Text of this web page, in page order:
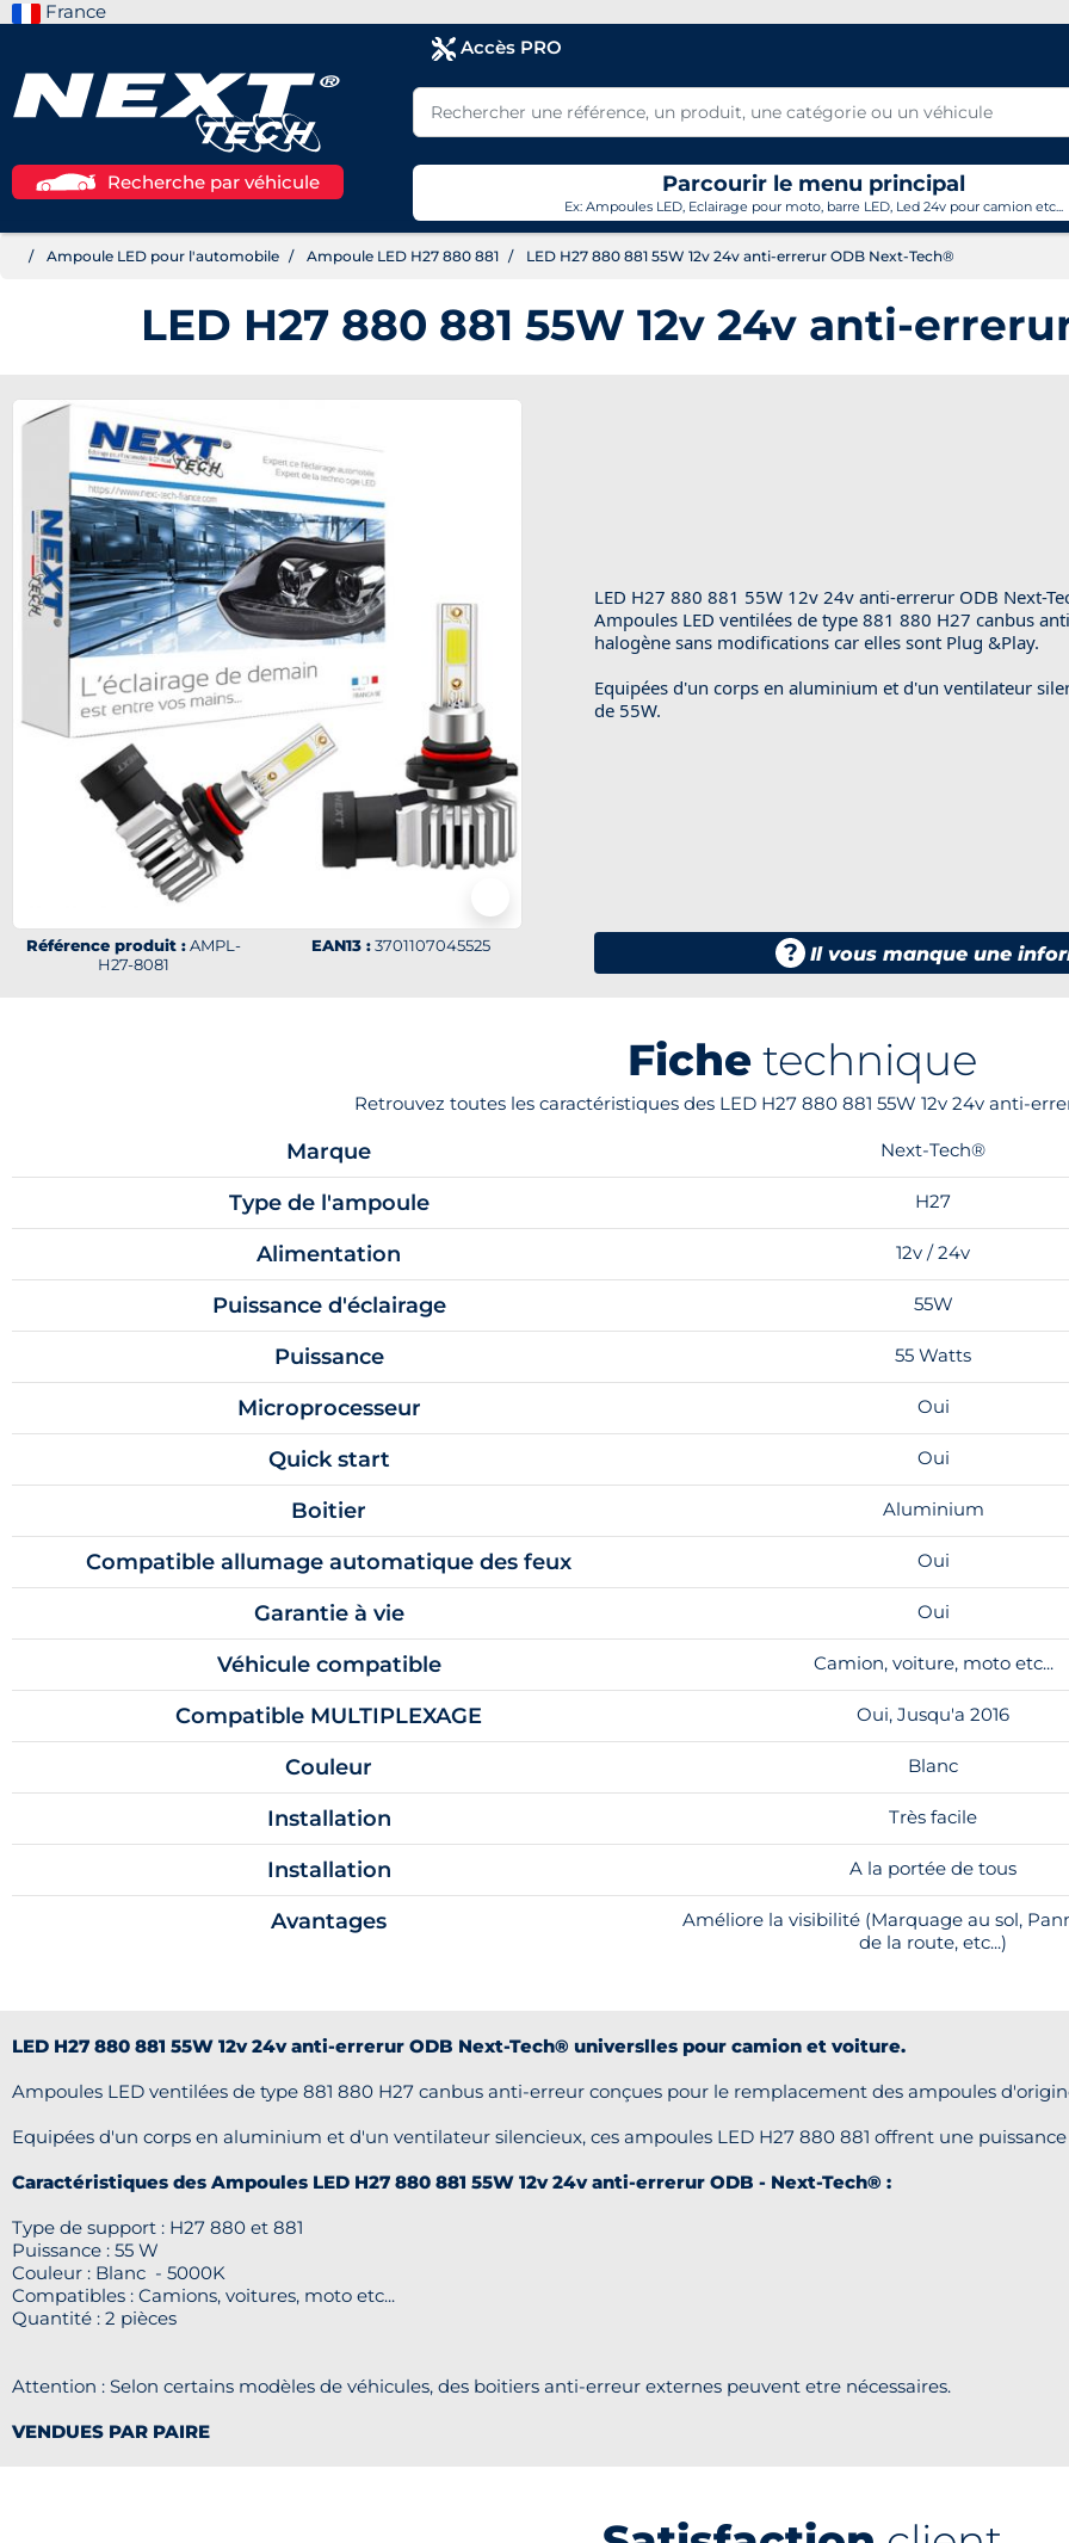
France
Accès PRO
Recherche par véhicule Parcourir le menu principal
Ex: Ampoules LED, Eclairage pour moto, barre LED, Led 24v pour camion etc...
Ampoule LED pour l'automobile Ampoule LED H27 880 881 LED H27 880 881 55W 12v 24v anti-errerur ODB Next-Tech®
LED H27 880 881 55W 12v 24v anti-
Référence produit :AMPL-
H27-8081
EAN13 :3701107045525
LED H27 880 881 55W 12v 24v anti-errerur ODB Next-
Ampoules LED ventilées de type 881 880 H27 canbus
halogène sans modifications car elles sont Plug &Play.
Equipées d'un corps en aluminium et d'un ventilateur
de 55W.
? Il vous manque une
Fichetechnique
Retrouvez toutes les caractéristiques des LED H27 880 881 55W 12v 24v anti-
Marque Next-Tech®
Type de l'ampoule H27
Alimentation 12v / 24v
Puissance d'éclairage 55W
Puissance 55 Watts
Microprocesseur Oui
Quick start Oui
Boitier Aluminium
Compatible allumage automatique des feux Oui
Garantie à vie Oui
Véhicule compatible Camion, voiture, moto etc...
Compatible MULTIPLEXAGE Oui, Jusqu'a 2016
Couleur Blanc
Installation Très facile
Installation A la portée de tous
Avantages
Améliore la visibilité (Marquage au sol,
de la route, etc...)
LED H27 880 881 55W 12v 24v anti-errerur ODB Next-Tech® universlles pour camion et voiture.
Ampoules LED ventilées de type 881 880 H27 canbus anti-erreur conçues pour le remplacement des ampoules
Equipées d'un corps en aluminium et d'un ventilateur silencieux, ces ampoules LED H27 880 881 offrent une puissance
Caractéristiques des Ampoules LED H27 880 881 55W 12v 24v anti-errerur ODB - Next-Tech® :
Type de support : H27 880 et 881
Puissance : 55 W
Couleur : Blanc - 5000K
Compatibles : Camions, voitures, moto etc...
Quantité : 2 pièces
Attention : Selon certains modèles de véhicules, des boitiers anti-erreur externes peuvent etre nécessaires.
VENDUES PAR PAIRE